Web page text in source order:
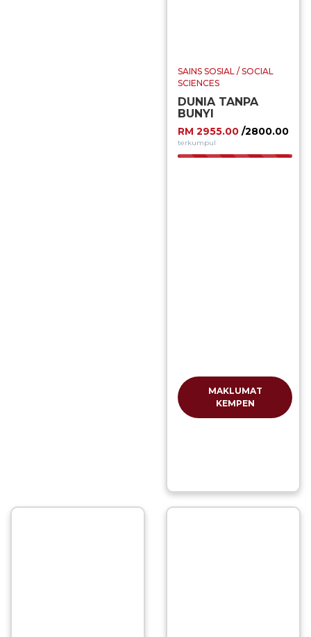
SAINS SOSIAL / SOCIAL
SCIENCES
DUNIA TANPA
BUNYI
RM 2955.00 /2800.00
terkumpul
100.00%
MAKLUMAT
KEMPEN